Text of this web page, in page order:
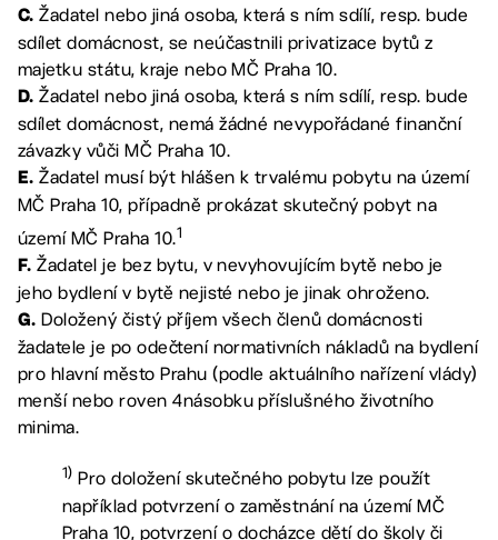
C. Žadatel nebo jiná osoba, která s ním sdílí, resp. bude
sdílet domácnost, se neúčastnili privatizace bytů z
majetku státu, kraje nebo MČ Praha 10.
D.Žadatel nebo jiná osoba, která s ním sdílí, resp. bude
sdílet domácnost, nemá žádné nevypořádané finanční
závazky vůči MČ Praha 10.
E.Žadatel musí být hlášen k trvalému pobytu na území
MČ Praha 10, případně prokázat skutečný pobyt na
území MČ Praha 10.1
F. Žadatel je bez bytu, v nevyhovujícím bytě nebo je
jeho bydlení v bytě nejisté nebo je jinak ohroženo.
G. Doložený čistý příjem všech členů domácnosti
žadatele je po odečtení normativních nákladů na bydlení
pro hlavní město Prahu (podle aktuálního nařízení vlády)
menší nebo roven 4násobku příslušného životního
minima.
1) Pro doložení skutečného pobytu lze použít
například potvrzení o zaměstnání na území MČ
Praha 10, potvrzení o docházce dětí do školy či